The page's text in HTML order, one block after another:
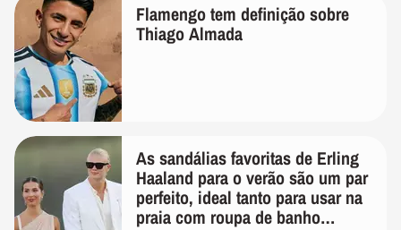
Flamengo tem definição sobre
Thiago Almada
As sandálias favoritas de Erling
Haaland para o verão são um par
perfeito, ideal tanto para usar na
praia com roupa de banho